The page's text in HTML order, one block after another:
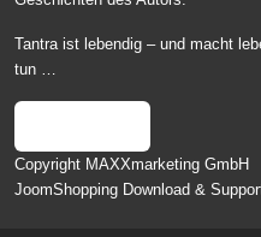
Tantra ist lebendig – und macht
tun …
Copyright MAXXmarketing GmbH
JoomShopping Download &